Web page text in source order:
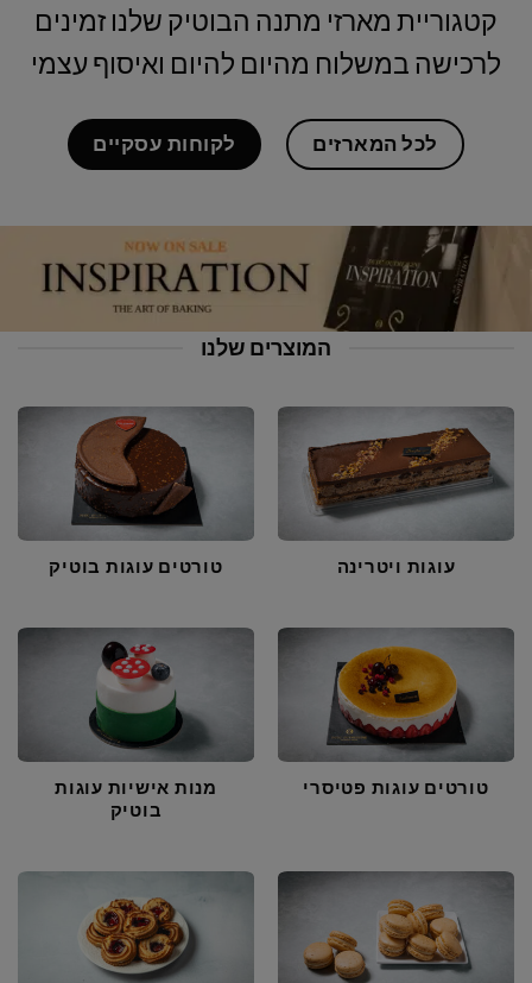
קטגוריית מארזי מתנה הבוטיק שלנו זמינים
לרכישה במשלוח מהיום להיום ואיסוף עצמי
לכל המארזים לקוחות עסקיים
המוצרים שלנו
עוגות ויטרינה טורטים עוגות בוטיק
טורטים עוגות פטיסרי
מנות אישיות עוגות
בוטיק